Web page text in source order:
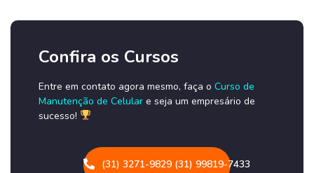
Confira os Cursos
Entre em contato agora mesmo, faça o Curso de
Manutenção de Celular e seja um empresário de
sucesso!
(31) 3271-9829 (31) 99819-7433